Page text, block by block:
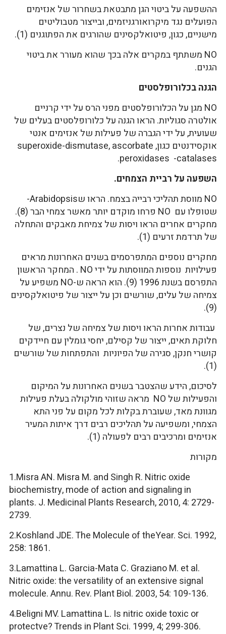
ההשפעה על ביטוי הגן מתבטאת בשחרור של אנזימים
הפועלים נגד מיקרואורגניזמים, ובייצור מטבוליטים
מישניים, כגון, פיטואלקסינים שהורגים את הפתוגנים (1).
NO משתתף במקרים אלה בכך שהוא מעורר את ביטוי
הגנים.
הגנה בכלורופלסטים
NO מגן על הכלורופלסטים מפני הרס על ידי קרניים
אולטרה סגוליות. הראו הגנה על כלורופלסטים בעלים של
שעועית, על ידי הגברה של פעילות של אנזימים אנטי
אוקסידנטים כגון, superoxide-dismutase, ascorbate
peroxidases -catalases.
השפעה על רביית הצמחים.
NO מווסת תהליכי רבייה בצמח. הראו שArabidopsis-
שטופלו עם NO פרחו מוקדם יותר מאשר צמחי הבר (8).
מחקרים אחרים הראו ויסות של צמיחת מאבקים והתחלה
של תרדמת זרעים (1).
מחקרים נוספים המתפרסמים בשנים האחרונות מראים
פעילויות נוספות המווסתות על ידי NO . המחקר הראשון
התפרסם בשנת 1996 (9). הוא הראה ש-NO משפיע על
צמיחה של עלים, שורשים וכן על ייצור של פיטואלקסינים
(9).
עבודות אחרות הראו ויסות של צמיחה של נצרים, של
חלוקת תאים, ייצור של קסילם, יחסי גומלין עם חיידקים
קושרי חנקן, סגירה של הפיוניות והתפתחות של שורשים
(1).
לסיכום, הידע שהצטבר בשנים האחרונות על המיקום
והפעילות של NO מראה שזוהי מולקולה בעלת פעילות
מגוונת מאד, שעוברת בקלות לכל מקום על פני התא
הצמחי, ומשפיעה על תהליכים רבים דרך איתות המעיר
אנזימים ומרכיבים רבים לפעולה (1).
מקורות
1.Misra AN. Misra M. and Singh R. Nitric oxide
biochemistry, mode of action and signaling in
plants. J. Medicinal Plants Research, 2010, 4: 2729-
2739.
2.Koshland JDE. The Molecule of theYear. Sci. 1992,
258: 1861.
3.Lamattina L. Garcia-Mata C. Graziano M. et al.
Nitric oxide: the versatility of an extensive signal
molecule. Annu. Rev. Plant Biol. 2003, 54: 109-136.
4.Beligni MV. Lamattina L. Is nitric oxide toxic or
protectve? Trends in Plant Sci. 1999, 4; 299-306.